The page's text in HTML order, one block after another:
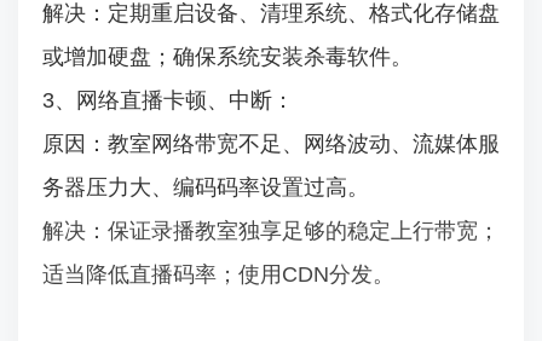
解决：定期重启设备、清理系统、格式化存储盘
或增加硬盘；确保系统安装杀毒软件。
3、网络直播卡顿、中断：
原因：教室网络带宽不足、网络波动、流媒体服
务器压力大、编码码率设置过高。
解决：保证录播教室独享足够的稳定上行带宽；
适当降低直播码率；使用CDN分发。